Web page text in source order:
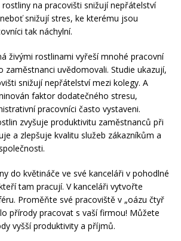
na pracovišti snižují nepřátelství
snižují stres, ke kterému jsou
tak náchylní.
živými rostlinami vyřeší mnohé pracovní
zaměstnanci uvědomovali. Studie ukazují,
snižují nepřátelství mezi kolegy. A
faktor dodatečného stresu,
pracovníci často vystaveni.
zvyšuje produktivitu zaměstnanců při
a zlepšuje kvalitu služeb zákazníkům a
do květináče ve své kanceláři v pohodlné
tam pracují. V kanceláři vytvořte
Proměňte své pracoviště v „oázu čtyř
přírody pracovat s vaší firmou! Můžete
vyšší produktivity a příjmů.